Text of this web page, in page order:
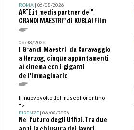
ROMA| 06/08/2026
ARTE.it media partner de "I
GRANDI MAESTRI" di KUBLAI Film
06/08/2026
I Grandi Maestri: da Caravaggio
a Herzog, cinque appuntamenti
al cinema con i giganti
dell'immaginario
Il nuovo volto del museo fiorentino
">
FIRENZE| 06/08/2026
Nel futuro degli Uffizi. Tra due